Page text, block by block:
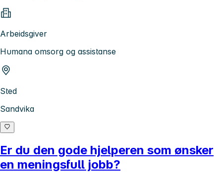
Arbeidsgiver
Humana omsorg og assistanse
Sted
Sandvika
Er du den gode hjelperen som ønsker
en meningsfull jobb?